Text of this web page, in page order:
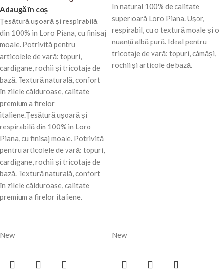
Adaugă în coș
Țesătură ușoară și respirabilă
din 100% in Loro Piana, cu finisaj
moale. Potrivită pentru
articolele de vară: topuri,
cardigane, rochii și tricotaje de
bază. Textură naturală, confort
în zilele călduroase, calitate
premium a firelor
italiene.Țesătură ușoară și
respirabilă din 100% in Loro
Piana, cu finisaj moale. Potrivită
pentru articolele de vară: topuri,
cardigane, rochii și tricotaje de
bază. Textură naturală, confort
în zilele călduroase, calitate
premium a firelor italiene.
In natural 100% de calitate
superioară Loro Piana. Ușor,
respirabil, cu o textură moale și o
nuanță albă pură. Ideal pentru
tricotaje de vară: topuri, cămăși,
rochii și articole de bază.
New New